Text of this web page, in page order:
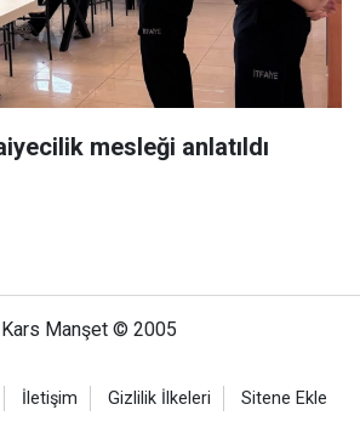
mesleği anlatıldı
Kars Manşet © 2005
İletişim Gizlilik İlkeleri Sitene Ekle